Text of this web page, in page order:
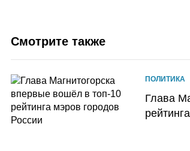
Смотрите также
ПОЛИТИКА
Глава